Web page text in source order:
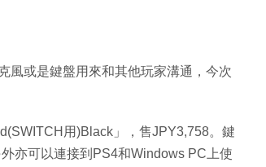
風或是鍵盤用來和其他玩家溝通，今次
用)Black」，售JPY3,758。鍵
亦可以連接到PS4和Windows PC上使